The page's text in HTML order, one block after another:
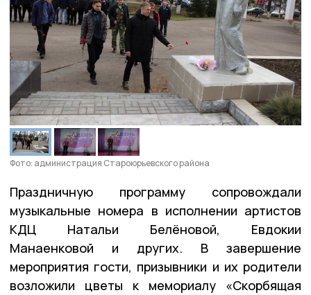
Фото: администрация Староюрьевского района
Праздничную программу сопровождали
музыкальные номера в исполнении артистов
КДЦ Натальи Белёновой, Евдокии
Манаенковой и других. В завершение
мероприятия гости, призывники и их родители
возложили цветы к мемориалу «Скорбящая